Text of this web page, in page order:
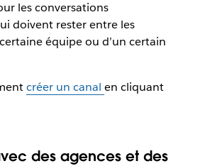
les conversations
doivent rester entre les
équipe ou d’un certain
créer un canal en cliquant
des agences et des